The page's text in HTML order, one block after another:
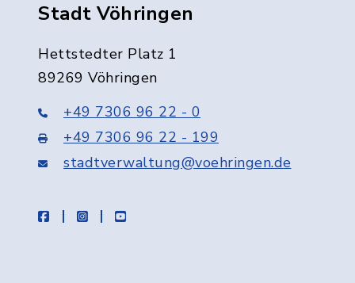
Stadt Vöhringen
Hettstedter Platz 1
89269 Vöhringen
+49 7306 96 22 - 0
+49 7306 96 22 - 199
stadtverwaltung@voehringen.de
facebookinstagramyoutube